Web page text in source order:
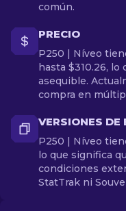
común.
PRECIO
P250 | Níveo
hasta $310.26,
asequible.
compra en
VERSIONES DE
P250 | Níveo
lo que significa
condiciones
StatTrak ni